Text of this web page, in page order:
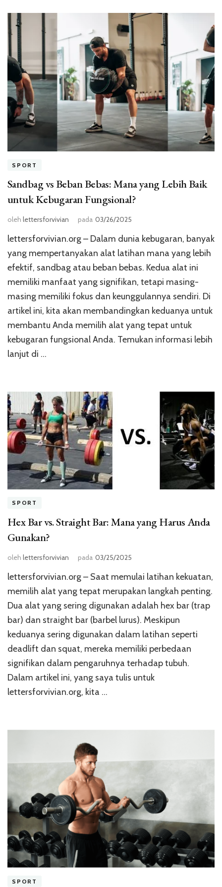
SPORT
Sandbag vs Beban Bebas: Mana yang Lebih Baik
untuk Kebugaran Fungsional?
oleh lettersforvivian pada 03/26/2025
lettersforvivian.org – Dalam dunia kebugaran, banyak
yang mempertanyakan alat latihan mana yang lebih
efektif, sandbag atau beban bebas. Kedua alat ini
memiliki manfaat yang signifikan, tetapi masing-
masing memiliki fokus dan keunggulannya sendiri. Di
artikel ini, kita akan membandingkan keduanya untuk
membantu Anda memilih alat yang tepat untuk
kebugaran fungsional Anda. Temukan informasi lebih
lanjut di …
SPORT
Hex Bar vs. Straight Bar: Mana yang Harus Anda
Gunakan?
oleh lettersforvivian pada 03/25/2025
lettersforvivian.org – Saat memulai latihan kekuatan,
memilih alat yang tepat merupakan langkah penting.
Dua alat yang sering digunakan adalah hex bar (trap
bar) dan straight bar (barbel lurus). Meskipun
keduanya sering digunakan dalam latihan seperti
deadlift dan squat, mereka memiliki perbedaan
signifikan dalam pengaruhnya terhadap tubuh.
Dalam artikel ini, yang saya tulis untuk
lettersforvivian.org, kita …
SPORT